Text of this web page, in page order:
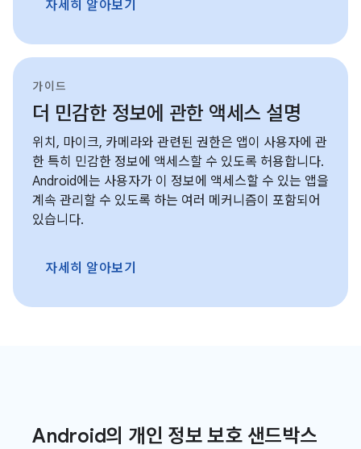
자세히 알아보기
가이드
더 민감한 정보에 관한 액세스 설명
위치, 마이크, 카메라와 관련된 권한은 앱이 사용자에 관
한 특히 민감한 정보에 액세스할 수 있도록 허용합니다.
Android에는 사용자가 이 정보에 액세스할 수 있는 앱을
계속 관리할 수 있도록 하는 여러 메커니즘이 포함되어
있습니다.
자세히 알아보기
Android의 개인 정보 보호 샌드박스